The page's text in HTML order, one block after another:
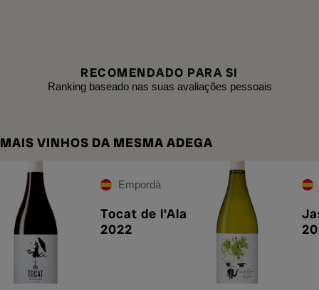
RECOMENDADO PARA SI
Ranking baseado nas suas avaliações pessoais
MAIS VINHOS DA MESMA ADEGA
Empordà
Tocat de l'Ala
2022